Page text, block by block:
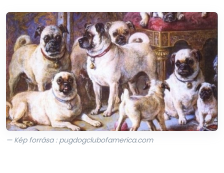
— Kép forrása : pugdogclubofamerica.com